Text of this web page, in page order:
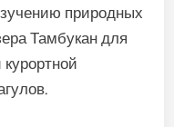
природных
Тамбукан для